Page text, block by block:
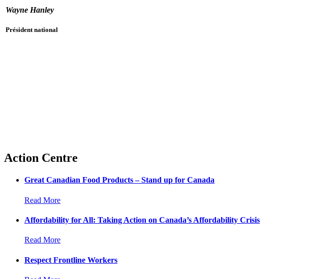
Wayne Hanley
Président national
Action Centre
Great Canadian Food Products – Stand up for Canada
Read More
Affordability for All: Taking Action on Canada’s Affordability Crisis
Read More
Respect Frontline Workers